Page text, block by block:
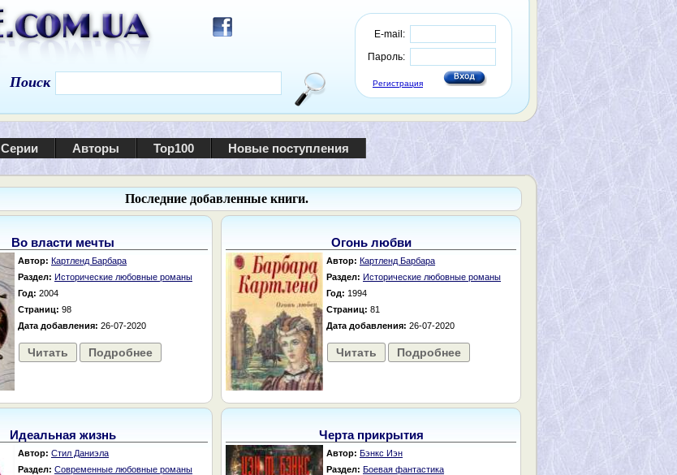
E-mail:
Пароль:
Регистрация
Поиск
Серии Авторы Top100 Новые поступления
Последние добавленные книги.
Во власти мечты
Автор: Картленд Барбара
Раздел: Исторические любовные романы
Год: 2004
Страниц: 98
Дата добавления: 26-07-2020
Читать Подробнее
Огонь любви
Автор: Картленд Барбара
Раздел: Исторические любовные романы
Год: 1994
Страниц: 81
Дата добавления: 26-07-2020
Читать Подробнее
Идеальная жизнь
Автор: Стил Даниэла
Раздел: Современные любовные романы
Черта прикрытия
Автор: Бэнкс Иэн
Раздел: Боевая фантастика